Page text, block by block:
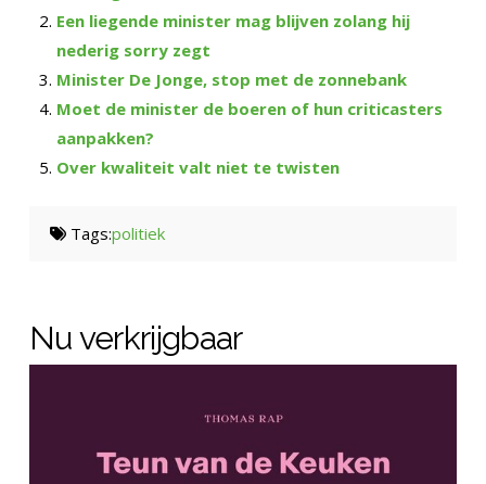
Een liegende minister mag blijven zolang hij
nederig sorry zegt
Minister De Jonge, stop met de zonnebank
Moet de minister de boeren of hun criticasters
aanpakken?
Over kwaliteit valt niet te twisten
Tags:politiek
Nu verkrijgbaar